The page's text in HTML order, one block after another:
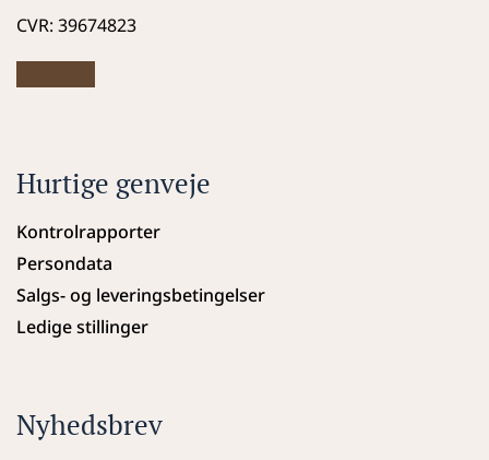
CVR: 39674823
Hurtige genveje
Kontrolrapporter
Persondata
Salgs- og leveringsbetingelser
Ledige stillinger
Nyhedsbrev